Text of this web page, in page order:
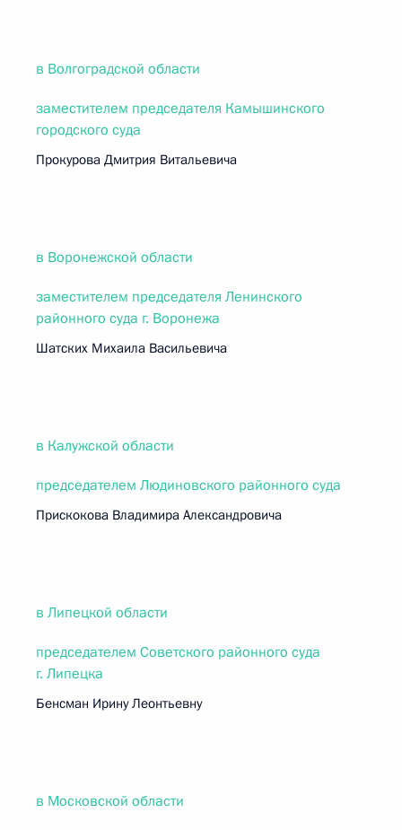
в Волгоградской области
заместителем председателя Камышинского
городского суда
Прокурова Дмитрия Витальевича
в Воронежской области
заместителем председателя Ленинского
районного суда г. Воронежа
Шатских Михаила Васильевича
в Калужской области
председателем Людиновского районного суда
Прискокова Владимира Александровича
в Липецкой области
председателем Советского районного суда
г. Липецка
Бенсман Ирину Леонтьевну
в Московской области